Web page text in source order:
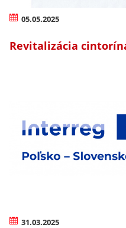
05.05.2025
Revitalizácia
31.03.2025